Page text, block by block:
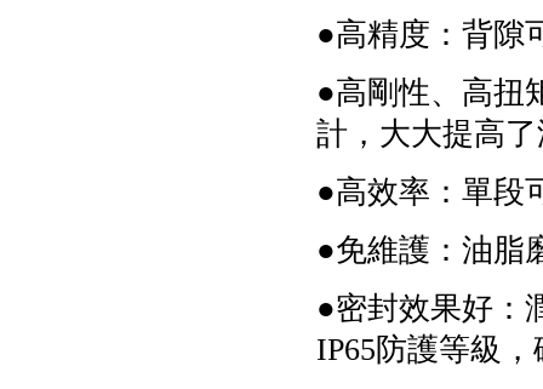
●高精度：背隙
●高剛性、高扭
計，大大提高
●高效率：單段
●免維護：油脂
●密封效果好：
IP65防護等級